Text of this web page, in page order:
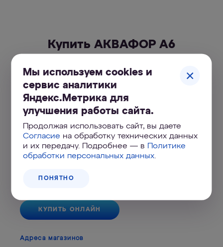
Купить АКВАФОР А6
Сменный модуль А6
470 ₽
КУПИТЬ ОНЛАЙН
Адреса магазинов
Мы используем cookies и
сервис аналитики
Яндекс.Метрика для
улучшения работы сайта.
Продолжая использовать сайт, вы даете
Согласие на обработку технических данных
и их передачу. Подробнее — в Политике
обработки персональных данных.
ПОНЯТНО